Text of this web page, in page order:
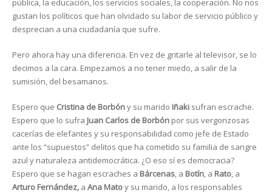
pública, la educación, los servicios sociales, la cooperación. No nos
gustan los políticos que han olvidado su labor de servicio público y
desprecian a una ciudadanía que sufre.
Pero ahora hay una diferencia. En vez de gritarle al televisor, se lo
decimos a la cara. Empezamos a no tener miedo, a salir de la
sumisión, del besamanos.
Espero que Cristina de Borbóny su marido Iñaki sufran escrache.
Espero que lo sufra Juan Carlos de Borbón por sus vergonzosas
cacerías de elefantes y su responsabilidad como jefe de Estado
ante los “supuestos” delitos que ha cometido su familia de sangre
azul y naturaleza antidemocrática. ¿O eso sí es democracia?
Espero que se hagan escraches a Bárcenas, a Botín, a Rato, a
Arturo Fernández, a Ana Matoy su marido, a los responsables